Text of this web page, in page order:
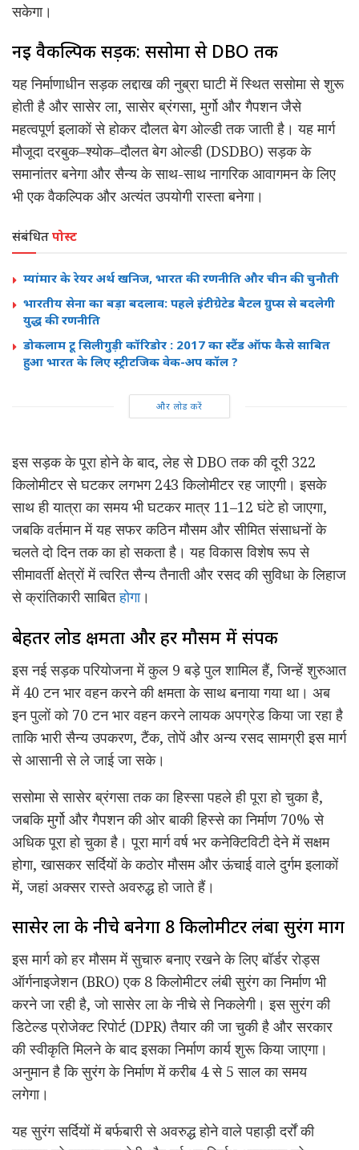
सकेगा।
नई वैकल्पिक सड़क: ससोमा से DBO तक
यह निर्माणाधीन सड़क लद्दाख की नुब्रा घाटी में स्थित ससोमा से शुरू
होती है और सासेर ला, सासेर ब्रंगसा, मुर्गो और गैपशन जैसे
महत्वपूर्ण इलाकों से होकर दौलत बेग ओल्डी तक जाती है। यह मार्ग
मौजूदा दरबुक–श्योक–दौलत बेग ओल्डी (DSDBO) सड़क के
समानांतर बनेगा और सैन्य के साथ-साथ नागरिक आवागमन के लिए
भी एक वैकल्पिक और अत्यंत उपयोगी रास्ता बनेगा।
संबंधितपोस्ट
म्यांमार के रेयर अर्थ खनिज, भारत की रणनीति और चीन की चुनौती
भारतीय सेना का बड़ा बदलाव: पहले इंटीग्रेटेड बैटल ग्रुप्स से बदलेगी
युद्ध की रणनीति
डोकलाम टू सिलीगुड़ी कॉरिडोर : 2017 का स्टैंड ऑफ कैसे साबित
हुआ भारत के लिए स्ट्रीटजिक वेक-अप कॉल ?
और लोड करें
इस सड़क के पूरा होने के बाद, लेह से DBO तक की दूरी 322
किलोमीटर से घटकर लगभग 243 किलोमीटर रह जाएगी। इसके
साथ ही यात्रा का समय भी घटकर मात्र 11–12 घंटे हो जाएगा,
जबकि वर्तमान में यह सफर कठिन मौसम और सीमित संसाधनों के
चलते दो दिन तक का हो सकता है। यह विकास विशेष रूप से
सीमावर्ती क्षेत्रों में त्वरित सैन्य तैनाती और रसद की सुविधा के लिहाज
से क्रांतिकारी साबितहोगा।
बेहतर लोड क्षमता और हर मौसम में संपर्क
इस नई सड़क परियोजना में कुल 9 बड़े पुल शामिल हैं, जिन्हें शुरुआत
में 40 टन भार वहन करने की क्षमता के साथ बनाया गया था। अब
इन पुलों को 70 टन भार वहन करने लायक अपग्रेड किया जा रहा है
ताकि भारी सैन्य उपकरण, टैंक, तोपें और अन्य रसद सामग्री इस मार्ग
से आसानी से ले जाई जा सके।
ससोमा से सासेर ब्रंगसा तक का हिस्सा पहले ही पूरा हो चुका है,
जबकि मुर्गो और गैपशन की ओर बाकी हिस्से का निर्माण 70% से
अधिक पूरा हो चुका है। पूरा मार्ग वर्ष भर कनेक्टिविटी देने में सक्षम
होगा, खासकर सर्दियों के कठोर मौसम और ऊंचाई वाले दुर्गम इलाकों
में, जहां अक्सर रास्ते अवरुद्ध हो जाते हैं।
सासेर ला के नीचे बनेगा 8 किलोमीटर लंबा सुरंग मार्ग
इस मार्ग को हर मौसम में सुचारु बनाए रखने के लिए बॉर्डर रोड्स
ऑर्गनाइजेशन (BRO) एक 8 किलोमीटर लंबी सुरंग का निर्माण भी
करने जा रही है, जो सासेर ला के नीचे से निकलेगी। इस सुरंग की
डिटेल्ड प्रोजेक्ट रिपोर्ट (DPR) तैयार की जा चुकी है और सरकार
की स्वीकृति मिलने के बाद इसका निर्माण कार्य शुरू किया जाएगा।
अनुमान है कि सुरंग के निर्माण में करीब 4 से 5 साल का समय
लगेगा।
यह सुरंग सर्दियों में बर्फबारी से अवरुद्ध होने वाले पहाड़ी दर्रों की